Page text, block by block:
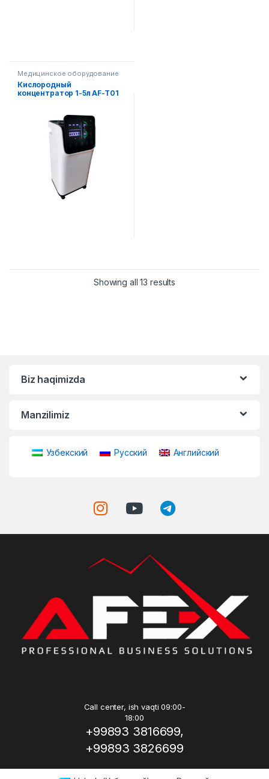
Медицинское оборудование
Кислородный
концентратор 1-5л AF-T01
Showing all 13 results
Biz haqimizda
Manzilimiz
Узбекский Русский Английский
Call center, ish vaqti 09:00-
18:00
+99893 3816699,
+99893 3826699